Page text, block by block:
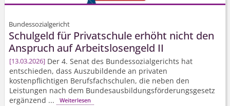
Bundessozialgericht
Schulgeld für Privatschule erhöht nicht den
Anspruch auf Arbeitslosengeld II
13.03.2026 Der 4. Senat des Bundessozi­algerichts hat
entschieden, dass Auszubildende an privaten
kostenpflichtigen Berufsfachschulen, die neben den
Leistungen nach dem Bundesaus­bildungsför­derungsgesetz
ergänzend ...
Weiterlesen